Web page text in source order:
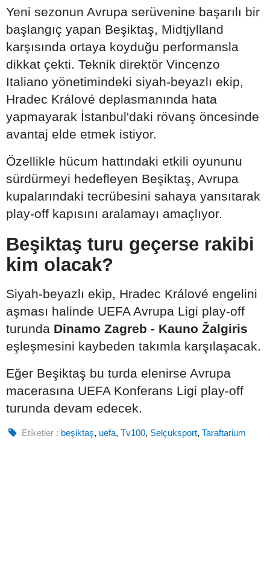
Yeni sezonun Avrupa serüvenine başarılı bir
başlangıç yapan Beşiktaş, Midtjylland
karşısında ortaya koyduğu performansla
dikkat çekti. Teknik direktör Vincenzo
Italiano yönetimindeki siyah-beyazlı ekip,
Hradec Králové deplasmanında hata
yapmayarak İstanbul'daki rövanş öncesinde
avantaj elde etmek istiyor.
Özellikle hücum hattındaki etkili oyununu
sürdürmeyi hedefleyen Beşiktaş, Avrupa
kupalarındaki tecrübesini sahaya yansıtarak
play-off kapısını aralamayı amaçlıyor.
Beşiktaş turu geçerse rakibi
kim olacak?
Siyah-beyazlı ekip, Hradec Králové engelini
aşması halinde UEFA Avrupa Ligi play-off
turunda Dinamo Zagreb - Kauno Žalgiris
eşleşmesini kaybeden takımla karşılaşacak.
Eğer Beşiktaş bu turda elenirse Avrupa
macerasına UEFA Konferans Ligi play-off
turunda devam edecek.
Etiketler : beşiktaş, uefa,Tv100, Selçuksport,Taraftarium